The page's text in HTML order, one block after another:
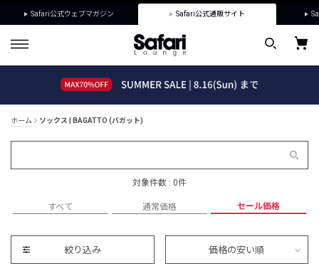
Safari公式ウェブマガジン Safari公式通販サイト
ホーム ソックス | BAGATTO (バガット)
対象件数 : 0件
すべて 通常価格 セール価格
絞り込み 価格の安い順